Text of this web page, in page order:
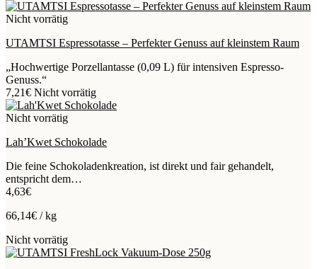
Nicht vorrätig
UTAMTSI Espressotasse – Perfekter Genuss auf kleinstem Raum
„Hochwertige Porzellantasse (0,09 L) für intensiven Espresso-
Genuss.“
7,21€ Nicht vorrätig
Nicht vorrätig
Lah’Kwet Schokolade
Die feine Schokoladenkreation, ist direkt und fair gehandelt,
entspricht dem…
4,63€
66,14€ /kg
Nicht vorrätig